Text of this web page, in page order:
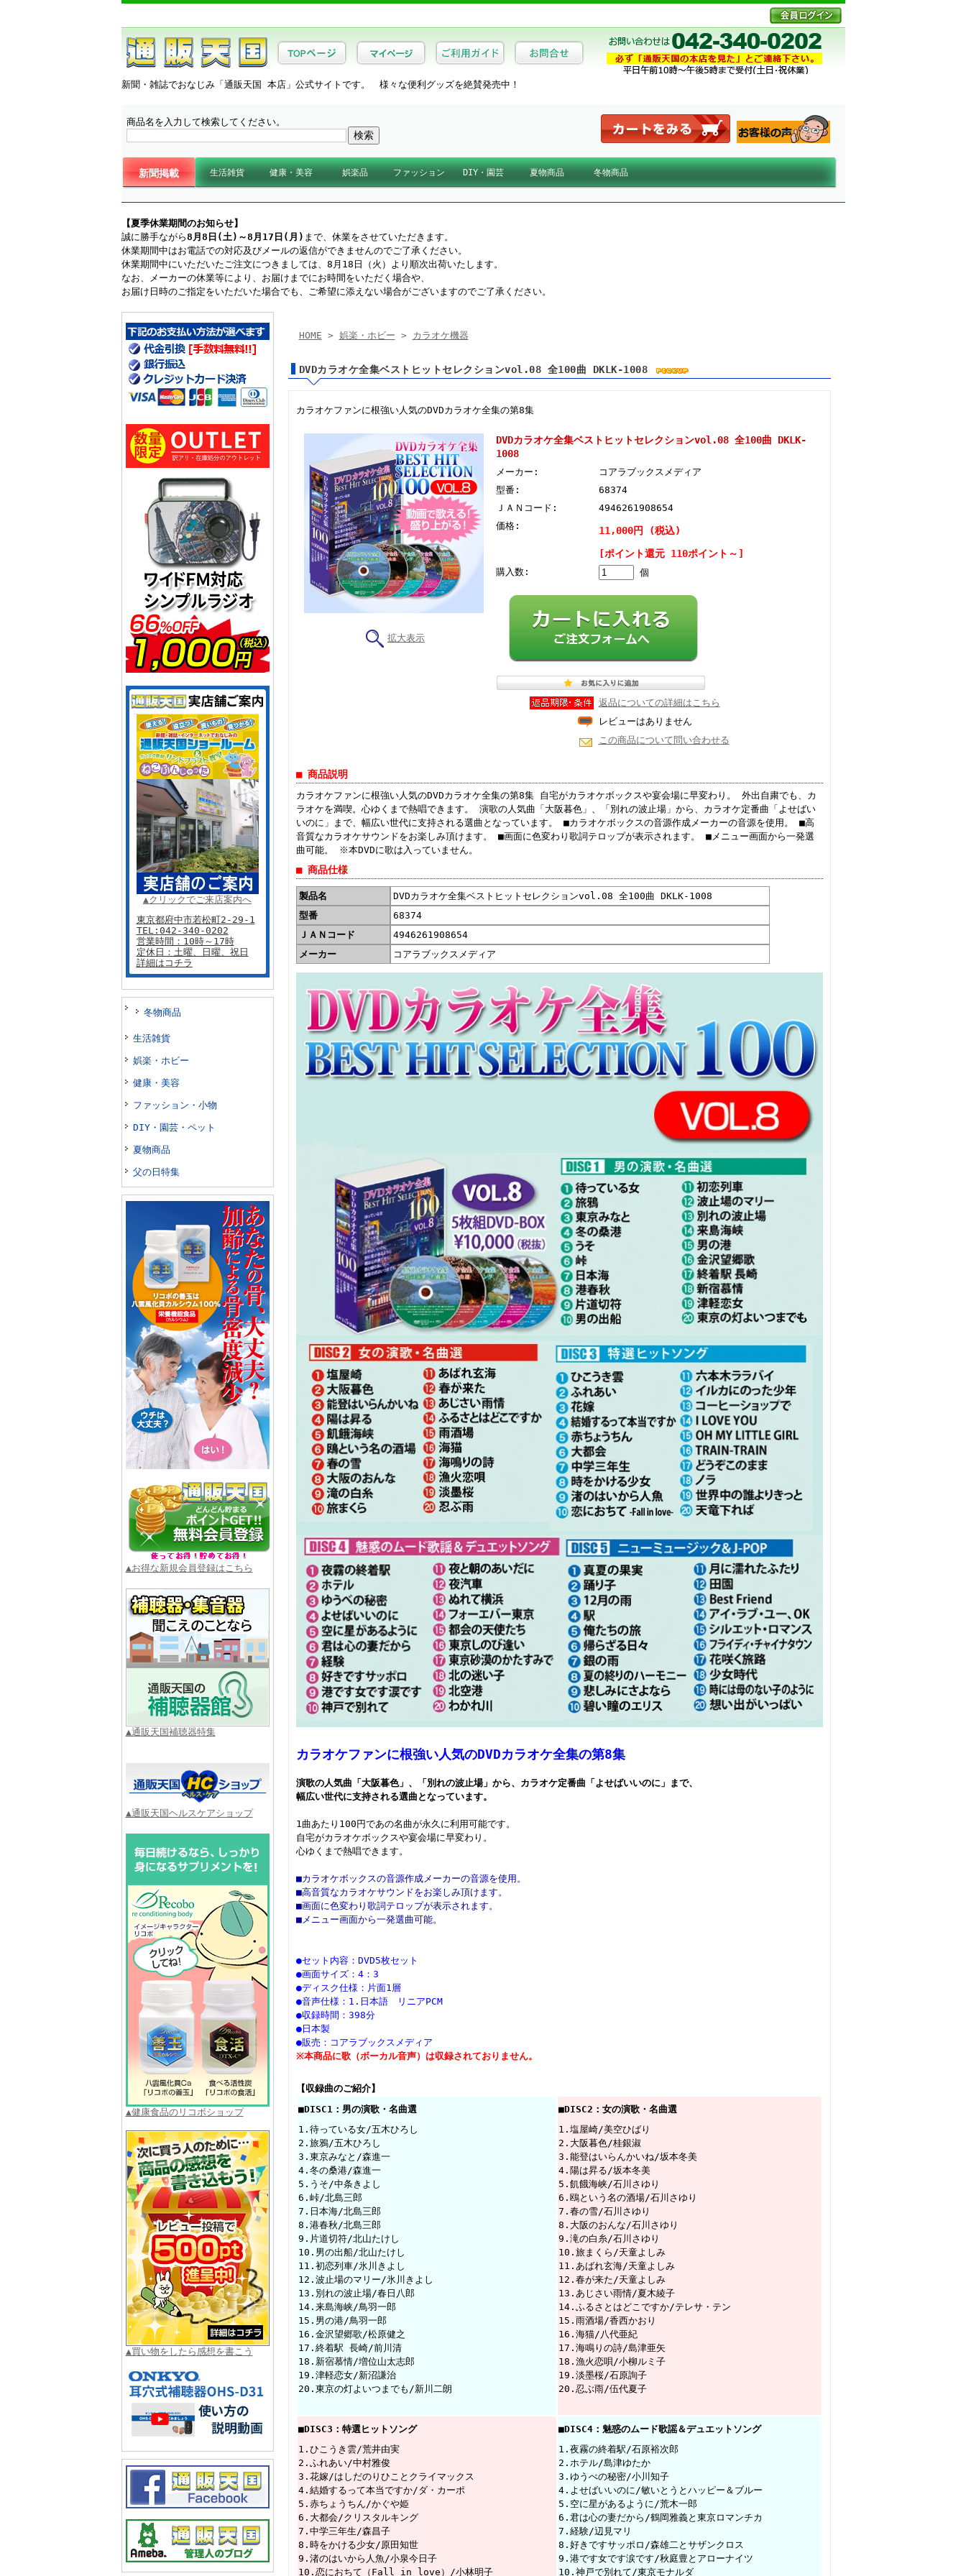
新聞・雑誌でおなじみ「通販天国 本店」公式サイトです。 様々な便利グッズを絶賛発売中！
商品名を入力して検索してください。
新聞掲載 生活雑貨 健康・美容 娯楽品 ファッション DIY・園芸 夏物商品 冬物商品
【夏季休業期間のお知らせ】
誠に勝手ながら8月8日(土)～8月17日(月) まで、休業をさせていただきます。
休業期間中はお電話での対応及びメールの返信ができませんのでご了承ください。
休業期間中にいただいたご注文につきましては、8月18日（火）より順次出荷いたします。
なお、メーカーの休業等により、お届けまでにお時間をいただく場合や、
お届け日時のご指定をいただいた場合でも、ご希望に添えない場合がございますのでご了承ください。
▲クリックでご来店案内へ
東京都府中市若松町2-29-1
TEL: 042-340-0202
営業時間：10時～17時
定休日：土曜、日曜、祝日
詳細はコチラ
冬物商品
生活雑貨
娯楽・ホビー
健康・美容
ファッション・小物
DIY・園芸・ペット
夏物商品
父の日特集
▲お得な新規会員登録はこちら
▲通販天国補聴器特集
▲通販天国ヘルスケアショップ
▲健康食品のリコボショップ
▲買い物をしたら感想を書こう
HOME > 娯楽・ホビー > カラオケ機器
DVDカラオケ全集ベストヒットセレクションvol.08 全100曲 DKLK-1008
カラオケファンに根強い人気のDVDカラオケ全集の第8集
拡大表示
DVDカラオケ全集ベストヒットセレクションvol.08 全100曲 DKLK-
1008
メーカー:
コアラブックスメディア
型番:
68374
ＪＡＮコード:
4946261908654
価格:
11,000円 (税込)
[ポイント還元 110ポイント～]
購入数: 個
返品についての詳細はこちら
レビューはありません
この商品について問い合わせる
■ 商品説明
カラオケファンに根強い人気のDVDカラオケ全集の第8集 自宅がカラオケボックスや宴会場に早変わり。 外出自粛でも、カ
ラオケを満喫。心ゆくまで熱唱できます。 演歌の人気曲「大阪暮色」、「別れの波止場」から、カラオケ定番曲「よせばい
いのに」まで、幅広い世代に支持される選曲となっています。 ■カラオケボックスの音源作成メーカーの音源を使用。 ■高
音質なカラオケサウンドをお楽しみ頂けます。 ■画面に色変わり歌詞テロップが表示されます。 ■メニュー画面から一発選
曲可能。 ※本DVDに歌は入っていません。
■ 商品仕様
製品名
DVDカラオケ全集ベストヒットセレクションvol.08 全100曲 DKLK-1008
型番
68374
ＪＡＮコード
4946261908654
メーカー
コアラブックスメディア
カラオケファンに根強い人気のDVDカラオケ全集の第8集
演歌の人気曲「大阪暮色」、「別れの波止場」から、カラオケ定番曲「よせばいいのに」まで、
幅広い世代に支持される選曲となっています。
1曲あたり100円であの名曲が永久に利用可能です。
自宅がカラオケボックスや宴会場に早変わり。
心ゆくまで熱唱できます。
■カラオケボックスの音源作成メーカーの音源を使用。
■高音質なカラオケサウンドをお楽しみ頂けます。
■画面に色変わり歌詞テロップが表示されます。
■メニュー画面から一発選曲可能。
●セット内容：DVD5枚セット
●画面サイズ：4：3
●ディスク仕様：片面1層
●音声仕様：1.日本語 リニアPCM
●収録時間：398分
●日本製
●販売：コアラブックスメディア
※本商品に歌（ボーカル音声）は収録されておりません。
【収録曲のご紹介】
■DISC1：男の演歌・名曲選
1.待っている女/五木ひろし
2.旅鴉/五木ひろし
3.東京みなと/森進一
4.冬の桑港/森進一
5.うそ/中条きよし
6.峠/北島三郎
7.日本海/北島三郎
8.港春秋/北島三郎
9.片道切符/北山たけし
10.男の出船/北山たけし
11.初恋列車/氷川きよし
12.波止場のマリー/氷川きよし
13.別れの波止場/春日八郎
14.来島海峡/鳥羽一郎
15.男の港/鳥羽一郎
16.金沢望郷歌/松原健之
17.終着駅 長崎/前川清
18.新宿慕情/増位山太志郎
19.津軽恋女/新沼謙治
20.東京の灯よいつまでも/新川二朗
■DISC2：女の演歌・名曲選
1.塩屋崎/美空ひばり
2.大阪暮色/桂銀淑
3.能登はいらんかいね/坂本冬美
4.陽は昇る/坂本冬美
5.飢餓海峡/石川さゆり
6.鴎という名の酒場/石川さゆり
7.春の雪/石川さゆり
8.大阪のおんな/石川さゆり
9.滝の白糸/石川さゆり
10.旅まくら/天童よしみ
11.あばれ玄海/天童よしみ
12.春が来た/天童よしみ
13.あじさい雨情/夏木綾子
14.ふるさとはどこですか/テレサ・テン
15.雨酒場/香西かおり
16.海猫/八代亜紀
17.海鳴りの詩/島津亜矢
18.漁火恋唄/小柳ルミ子
19.淡墨桜/石原詢子
20.忍ぶ雨/伍代夏子
■DISC3：特選ヒットソング
1.ひこうき雲/荒井由実
2.ふれあい/中村雅俊
3.花嫁/はしだのりひことクライマックス
4.結婚するって本当ですか/ダ・カーポ
5.赤ちょうちん/かぐや姫
6.大都会/クリスタルキング
7.中学三年生/森昌子
8.時をかける少女/原田知世
9.渚のはいから人魚/小泉今日子
10.恋におちて（Fall in love）/小林明子
■DISC4：魅惑のムード歌謡＆デュエットソング
1.夜霧の終着駅/石原裕次郎
2.ホテル/島津ゆたか
3.ゆうべの秘密/小川知子
4.よせばいいのに/敏いとうとハッピー＆ブルー
5.空に星があるように/荒木一郎
6.君は心の妻だから/鶴岡雅義と東京ロマンチカ
7.経験/辺見マリ
8.好きですサッポロ/森雄二とサザンクロス
9.港です女です涙です/秋庭豊とアローナイツ
10.神戸で別れて/東京モナルダ